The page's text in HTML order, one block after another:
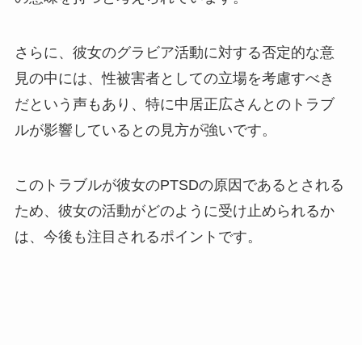
さらに、彼女のグラビア活動に対する否定的な意
見の中には、性被害者としての立場を考慮すべき
だという声もあり、特に中居正広さんとのトラブ
ルが影響しているとの見方が強いです。
このトラブルが彼女のPTSDの原因であるとされる
ため、彼女の活動がどのように受け止められるか
は、今後も注目されるポイントです。